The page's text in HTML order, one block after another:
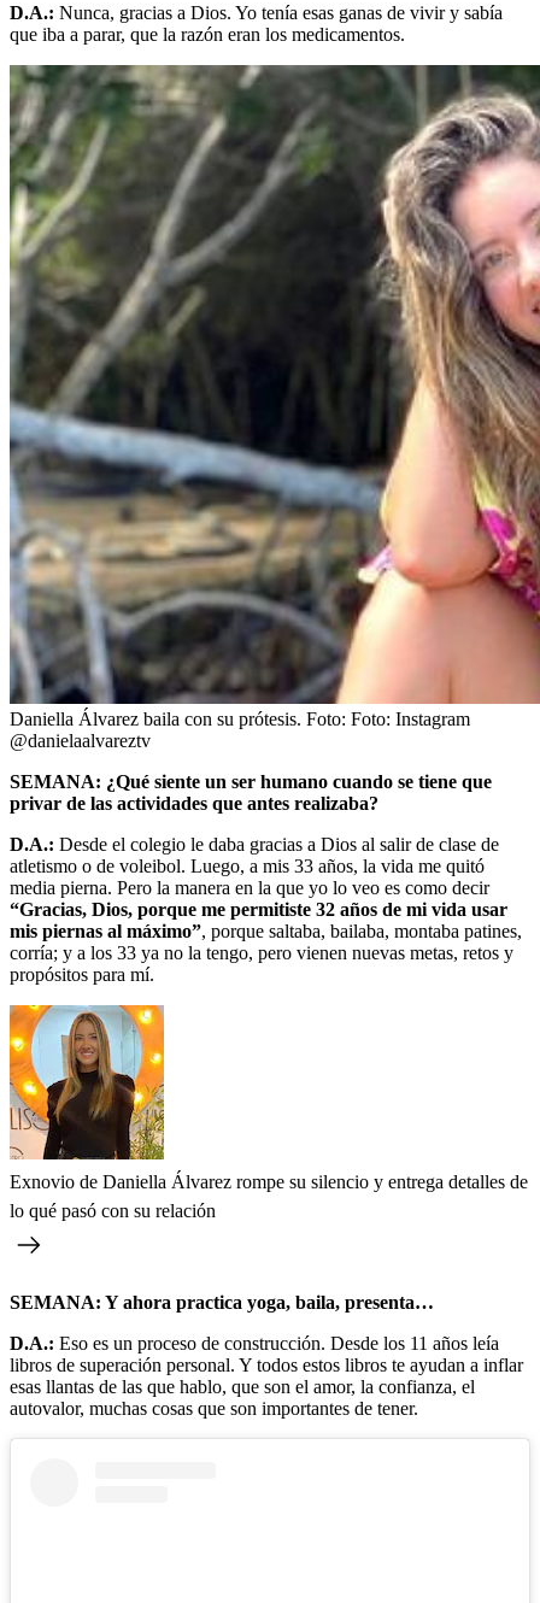
D.A.: Nunca, gracias a Dios. Yo tenía esas ganas de vivir y sabía
que iba a parar, que la razón eran los medicamentos.
Daniella Álvarez baila con su prótesis. Foto: Foto: Instagram
@danielaalvareztv
SEMANA: ¿Qué siente un ser humano cuando se tiene que
privar de las actividades que antes realizaba?
D.A.: Desde el colegio le daba gracias a Dios al salir de clase de
atletismo o de voleibol. Luego, a mis 33 años, la vida me quitó
media pierna. Pero la manera en la que yo lo veo es como decir
“Gracias, Dios, porque me permitiste 32 años de mi vida usar
mis piernas al máximo”, porque saltaba, bailaba, montaba patines,
corría; y a los 33 ya no la tengo, pero vienen nuevas metas, retos y
propósitos para mí.
Exnovio de Daniella Álvarez rompe su silencio y entrega detalles de
lo qué pasó con su relación
SEMANA: Y ahora practica yoga, baila, presenta…
D.A.: Eso es un proceso de construcción. Desde los 11 años leía
libros de superación personal. Y todos estos libros te ayudan a inflar
esas llantas de las que hablo, que son el amor, la confianza, el
autovalor, muchas cosas que son importantes de tener.